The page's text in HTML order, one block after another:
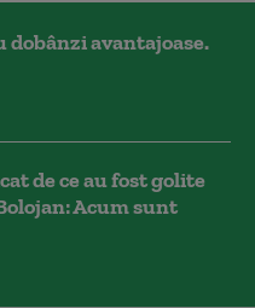
avantajoase.
de ce au fost golite
Acum sunt